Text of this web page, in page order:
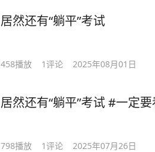
居然还有“躺平”考试
458播放 1评论 2025年08月01日
居然还有“躺平”考试 #一定
798播放 1评论 2025年07月26日